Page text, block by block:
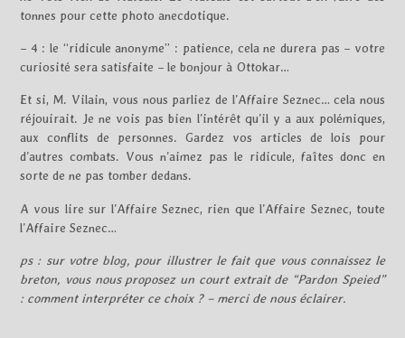
tonnes pour cette photo anecdotique.
– 4 : le “ridicule anonyme” : patience, cela ne durera pas – votre
curiosité sera satisfaite – le bonjour à Ottokar…
Et si, M. Vilain, vous nous parliez de l’Affaire Seznec… cela nous
réjouirait. Je ne vois pas bien l’intérêt qu’il y a aux polémiques,
aux conflits de personnes. Gardez vos articles de lois pour
d’autres combats. Vous n’aimez pas le ridicule, faîtes donc en
sorte de ne pas tomber dedans.
A vous lire sur l’Affaire Seznec, rien que l’Affaire Seznec, toute
l’Affaire Seznec…
ps : sur votre blog, pour illustrer le fait que vous connaissez le
breton, vous nous proposez un court extrait de “Pardon Speied”
: comment interpréter ce choix ? – merci de nous éclairer.